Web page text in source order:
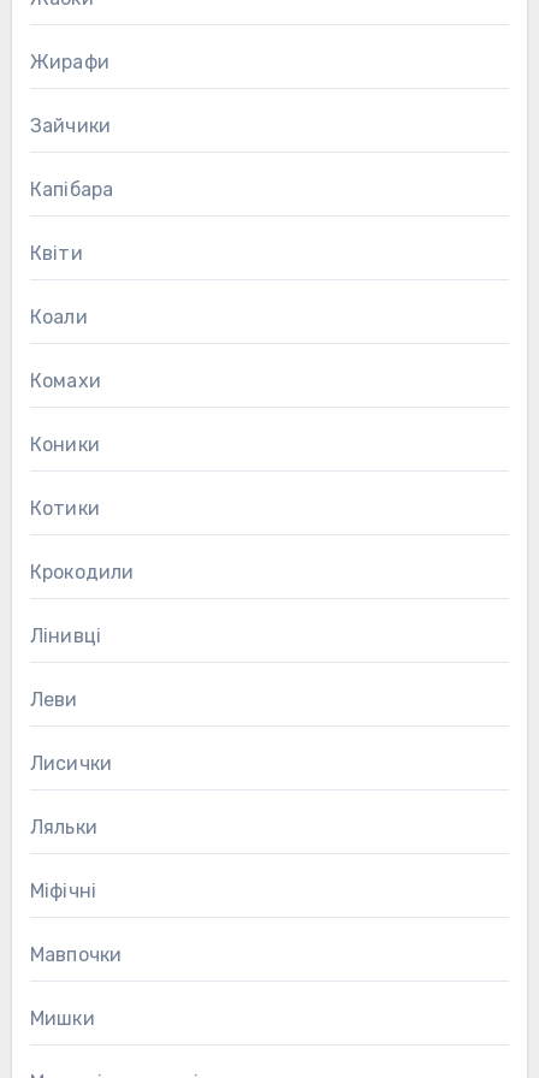
Жирафи
Зайчики
Капібара
Квіти
Коали
Комахи
Коники
Котики
Крокодили
Лінивці
Леви
Лисички
Ляльки
Міфічні
Мавпочки
Мишки